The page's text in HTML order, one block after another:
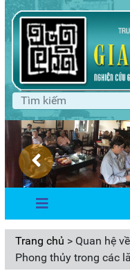
Trang chủ > Quan hệ
Phong thủy trong các